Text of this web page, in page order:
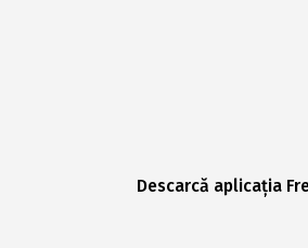
Descarcă aplicația